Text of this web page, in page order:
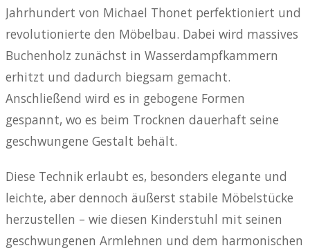
Jahrhundert von Michael Thonet perfektioniert und
revolutionierte den Möbelbau. Dabei wird massives
Buchenholz zunächst in Wasserdampfkammern
erhitzt und dadurch biegsam gemacht.
Anschließend wird es in gebogene Formen
gespannt, wo es beim Trocknen dauerhaft seine
geschwungene Gestalt behält.
Diese Technik erlaubt es, besonders elegante und
leichte, aber dennoch äußerst stabile Möbelstücke
herzustellen – wie diesen Kinderstuhl mit seinen
geschwungenen Armlehnen und dem harmonischen